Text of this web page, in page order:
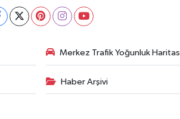
Merkez Trafik Yoğunluk
Haber Arşivi